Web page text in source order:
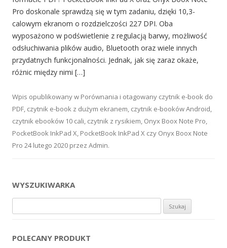
Pro doskonale sprawdzą się w tym zadaniu, dzięki 10,3-
calowym ekranom o rozdzielczości 227 DPI. Oba
wyposażono w podświetlenie z regulacją barwy, możliwość
odsłuchiwania plików audio, Bluetooth oraz wiele innych
przydatnych funkcjonalności. Jednak, jak się zaraz okaże,
różnic między nimi […]
Wpis opublikowany w Porównania i otagowany czytnik e-book do
PDF, czytnik e-book z dużym ekranem, czytnik e-booków Android,
czytnik ebooków 10 cali, czytnik z rysikiem, Onyx Boox Note Pro,
PocketBook InkPad X, PocketBook InkPad X czy Onyx Boox Note
Pro 24 lutego 2020 przez Admin.
WYSZUKIWARKA
POLECANY PRODUKT